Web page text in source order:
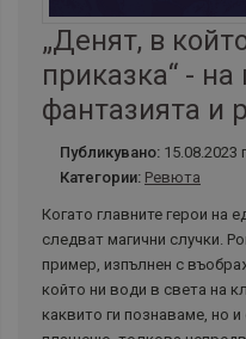
„Денят, в
приказка“ -
фантазията и
Публикувано: 15.08.2023
Категории: Ревюта
Когато главните герои на
следват магични случки.
пример, изпълнен с
който ни води в света на
каквито ги познаваме, но